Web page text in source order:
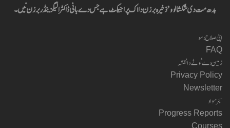
بدھ مت دی شکشا لوو’ ذخیرہ برزن دا اک پراجیکٹ ہے جس دے بانی ڈاکٹر الیگزینڈر برزن نیں۔
اپنی صلاح دسو
FAQ
زمین دے ٹوٹے دا نقشہ
Privacy Policy
Newsletter
سجر مواد
Progress Reports
Courses